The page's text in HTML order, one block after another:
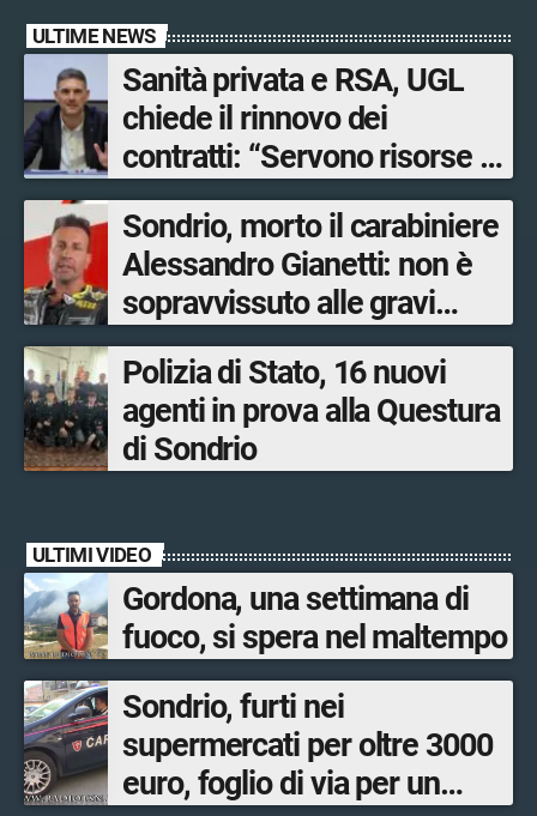
ULTIME NEWS
Sanità privata e RSA, UGL
chiede il rinnovo dei
contratti: “Servono risorse e
salari adeguati”
Sondrio, morto il carabiniere
Alessandro Gianetti: non è
sopravvissuto alle gravi
ustioni
Polizia di Stato, 16 nuovi
agenti in prova alla Questura
di Sondrio
ULTIMI VIDEO
Gordona, una settimana di
fuoco, si spera nel maltempo
Sondrio, furti nei
supermercati per oltre 3000
euro, foglio di via per un